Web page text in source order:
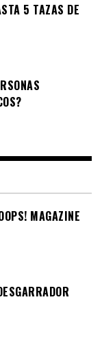
5 TAZAS DE
MAGAZINE